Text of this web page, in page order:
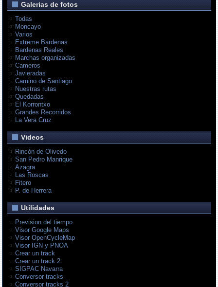
Galerias de fotos
Todas
Moncayo
Varios
Extreme Bardenas
Bardenas Reales
Marchas organizadas
Cameros
Javieradas
Camino de Santiago
Nuestras rutas
Quedadas
El Korrontxo
Grandes Recorridos
La Vera Cruz
Videos
Rincón de Olivedo
San Pedro Manrique
Azagra
Las Roscas
Fitero
P. de Herrera
Utilidades
Prevision del tiempo
Visor Google Maps
Visor OpenCycleMap
Visor IGN y PNOA
Crear un track
Crear un track 2
SIGPAC Navarra
Conversor tracks
Conversor tracks 2